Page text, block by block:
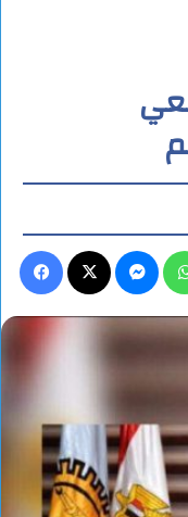
ماسنجر واتساب